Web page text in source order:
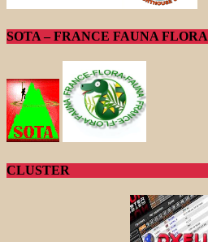
SOTA – FRANCE FAUNA FLORA
CLUSTER